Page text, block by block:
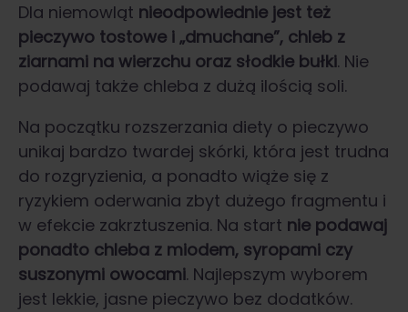
Dla niemowląt nieodpowiednie jest też
pieczywo tostowe i „dmuchane”, chleb z
ziarnami na wierzchu oraz słodkie bułki. Nie
podawaj także chleba z dużą ilością soli.
Na początku rozszerzania diety o pieczywo
unikaj bardzo twardej skórki, która jest trudna
do rozgryzienia, a ponadto wiąże się z
ryzykiem oderwania zbyt dużego fragmentu i
w efekcie zakrztuszenia. Na start nie podawaj
ponadto chleba z miodem, syropami czy
suszonymi owocami. Najlepszym wyborem
jest lekkie, jasne pieczywo bez dodatków.